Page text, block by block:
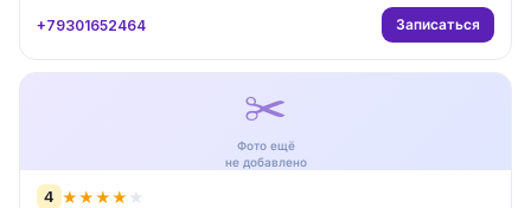
+79301652464 Записаться
✂️
Фото ещё
не добавлено
4 ★★★★ ★